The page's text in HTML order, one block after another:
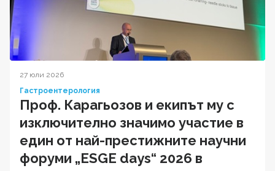
27 юли 2026
Гастроентерология
Проф. Карагьозов и екипът му с
изключително значимо участие в
един от най-престижните научни
форуми „ESGE days“ 2026 в